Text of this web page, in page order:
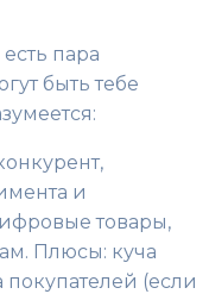
пара
быть тебе
и
товары,
Плюсы: куча
(если